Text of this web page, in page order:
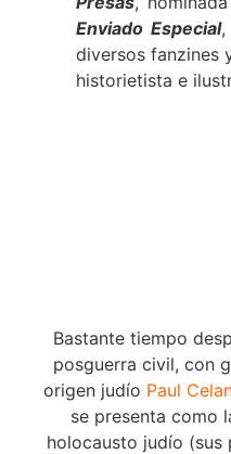
Enviado Especial,
diversos fanzines
historietista e
Bastante tiempo
posguerra civil, con
origen judío Paul
se presenta como
holocausto judío (sus